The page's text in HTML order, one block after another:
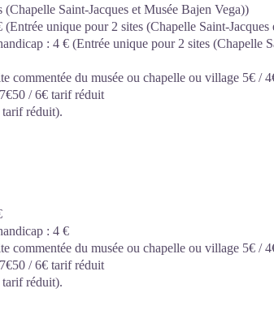
Saint-Jacques et Musée Bajen Vega))
unique pour 2 sites (Chapelle Saint-Jacques
: 4 € (Entrée unique pour 2 sites (Chapelle
commentée du musée ou chapelle ou village 5€ /
/ 6€ tarif réduit
tarif réduit).
: 4 €
commentée du musée ou chapelle ou village 5€ /
/ 6€ tarif réduit
tarif réduit).